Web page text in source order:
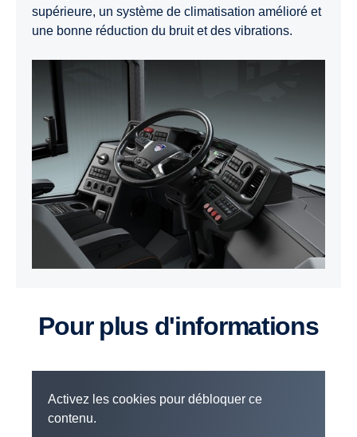
supérieure, un système de climatisation amélioré et
une bonne réduction du bruit et des vibrations.
Pour plus d'informations
Activez les cookies pour débloquer ce
contenu.